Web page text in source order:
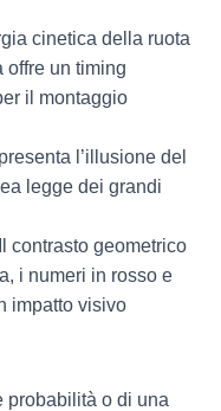
cinetica della ruota
un timing
il montaggio
l’illusione del
legge dei grandi
Il contrasto geometrico
i numeri in rosso e
impatto visivo
probabilità o di una